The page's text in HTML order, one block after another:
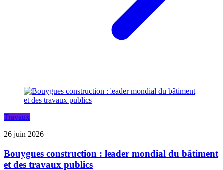
Travaux
26 juin 2026
Bouygues construction : leader mondial du bâtiment
et des travaux publics